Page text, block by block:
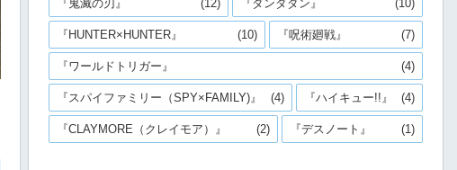
『鬼滅の刃』 (12) 『ダンダダン』 (10)
『HUNTER×HUNTER』 (10) 『呪術廻戦』 (7)
『ワールドトリガー』 (4)
『スパイファミリー（SPY×FAMILY)』 (4) 『ハイキュー!!』 (4)
『CLAYMORE（クレイモア）』 (2) 『デスノート』 (1)